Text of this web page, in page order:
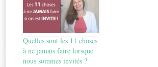
Quelles sont les 11 choses
à ne jamais faire lorsque
nous sommes invités ?